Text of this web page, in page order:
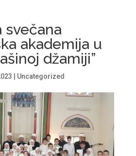
svečana
akademija u
džamiji”
Uncategorized